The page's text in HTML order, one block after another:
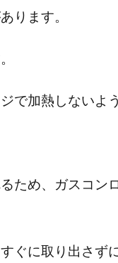
ります。
で加熱しないよ
ため、ガスコン
ぐに取り出さず